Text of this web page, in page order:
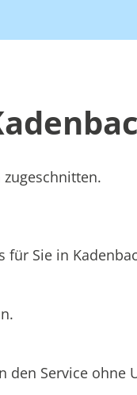
für Sie in
Service ohne